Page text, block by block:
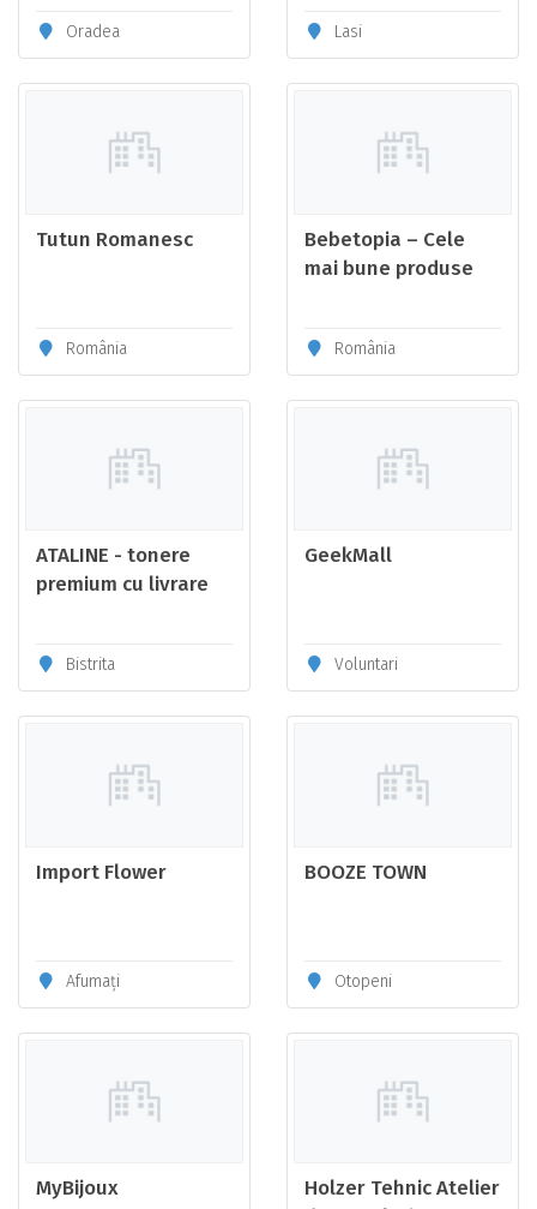
Oradea Lasi
Tutun Romanesc
România
Bebetopia – Cele
mai bune produse
mămici și copii |
Ghiduri & Oferte
România
ATALINE - tonere
premium cu livrare
Bistrita
GeekMall
Voluntari
Import Flower
Afumați
BOOZE TOWN
Otopeni
MyBijoux
Holzer Tehnic Atelier